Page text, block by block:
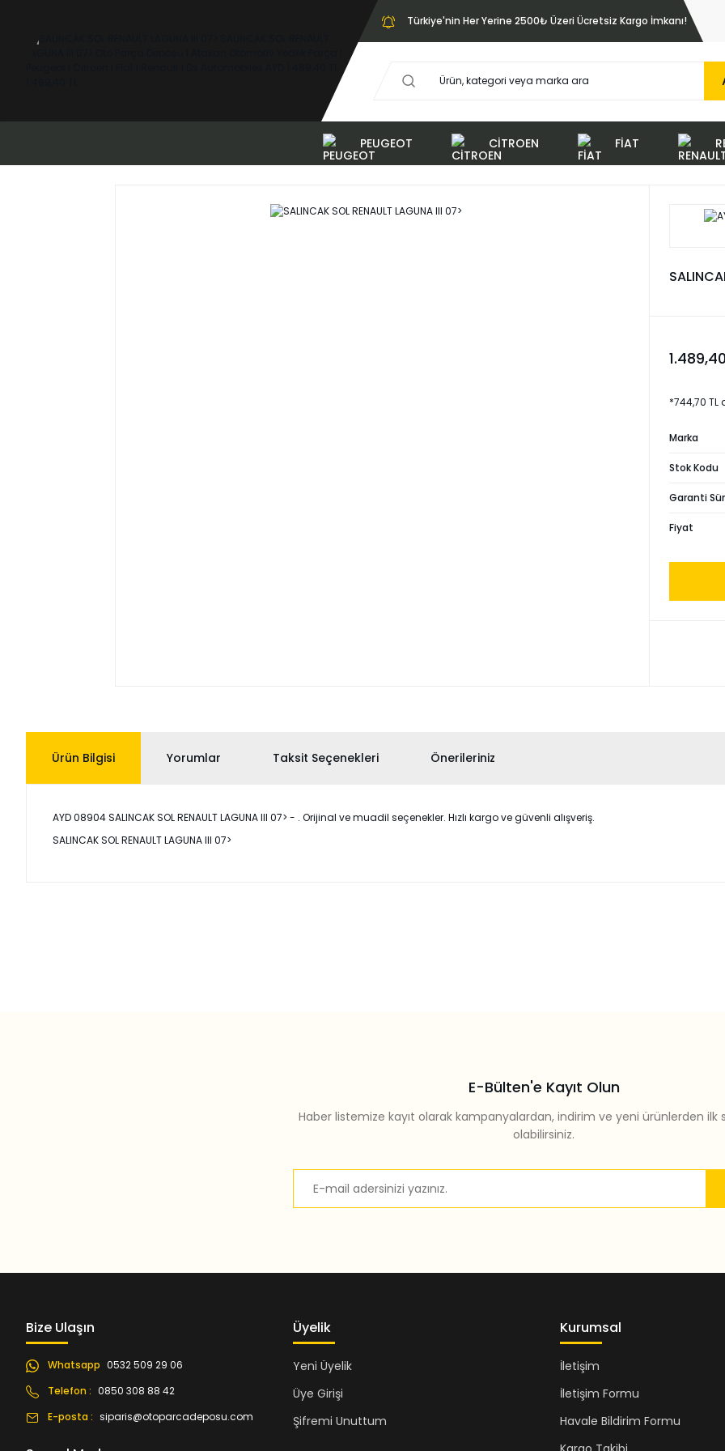
Türkiye'nin Her Yerine 2500₺ Üzeri Ücretsiz Kargo İmkanı!
PEUGEOT CİTROEN FİAT
*744,70
Marka
Stok Kodu
Garanti
Fiyat
Ürün Bilgisi Yorumlar Taksit Seçenekleri Önerileriniz
AYD 08904 SALINCAK SOL RENAULT LAGUNA III 07> - . Orijinal ve muadil seçenekler. Hızlı kargo ve güvenli alışveriş.
SALINCAK SOL RENAULT LAGUNA III 07>
Gönder
E-Bülten'e Kayıt Olun
Haber listemize kayıt olarak kampanyalardan, indirim ve yeni ürünlerden ilk
olabilirsiniz.
Bize Ulaşın
Whatsapp 0532 509 29 06
Telefon : 0850 308 88 42
E-posta : siparis@otoparcadeposu.com
Üyelik
Yeni Üyelik
Üye Girişi
Şifremi Unuttum
Kurumsal
İletişim
İletişim Formu
Havale Bildirim Formu